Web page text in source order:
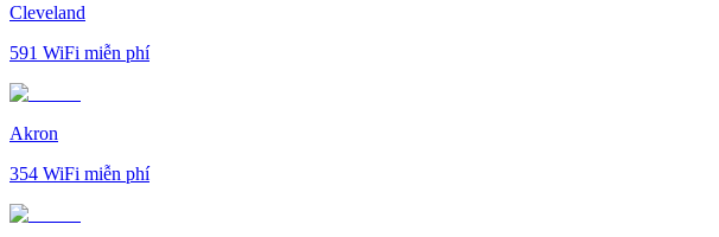
Cleveland
591 WiFi miễn phí
Akron
354 WiFi miễn phí